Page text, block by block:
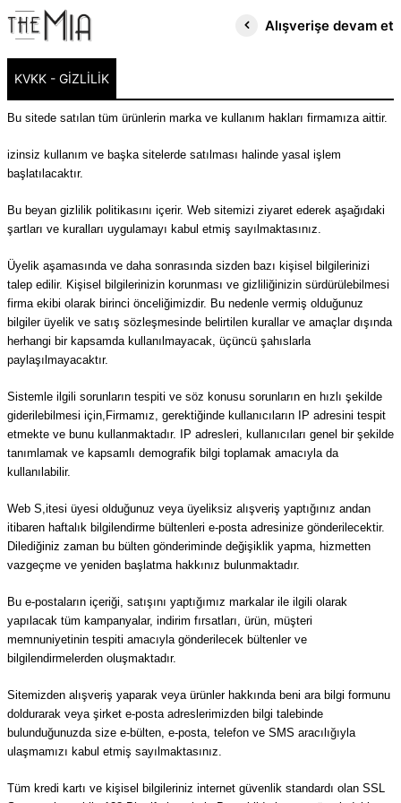
Alışverişe devam et
KVKK - GIZLILIK
Bu sitede satılan tüm ürünlerin marka ve kullanım hakları firmamıza aittir.
izinsiz kullanım ve başka sitelerde satılması halinde yasal işlem
başlatılacaktır.
Bu beyan gizlilik politikasını içerir. Web sitemizi ziyaret ederek aşağıdaki
şartları ve kuralları uygulamayı kabul etmiş sayılmaktasınız.
Üyelik aşamasında ve daha sonrasında sizden bazı kişisel bilgilerinizi
talep edilir. Kişisel bilgilerinizin korunması ve gizliliğinizin sürdürülebilmesi
firma ekibi olarak birinci önceliğimizdir. Bu nedenle vermiş olduğunuz
bilgiler üyelik ve satış sözleşmesinde belirtilen kurallar ve amaçlar dışında
herhangi bir kapsamda kullanılmayacak, üçüncü şahıslarla
paylaşılmayacaktır.
Sistemle ilgili sorunların tespiti ve söz konusu sorunların en hızlı şekilde
giderilebilmesi için,Firmamız, gerektiğinde kullanıcıların IP adresini tespit
etmekte ve bunu kullanmaktadır. IP adresleri, kullanıcıları genel bir şekilde
tanımlamak ve kapsamlı demografik bilgi toplamak amacıyla da
kullanılabilir.
Web S,itesi üyesi olduğunuz veya üyeliksiz alışveriş yaptığınız andan
itibaren haftalık bilgilendirme bültenleri e-posta adresinize gönderilecektir.
Dilediğiniz zaman bu bülten gönderiminde değişiklik yapma, hizmetten
vazgeçme ve yeniden başlatma hakkınız bulunmaktadır.
Bu e-postaların içeriği, satışını yaptığımız markalar ile ilgili olarak
yapılacak tüm kampanyalar, indirim fırsatları, ürün, müşteri
memnuniyetinin tespiti amacıyla gönderilecek bültenler ve
bilgilendirmelerden oluşmaktadır.
Sitemizden alışveriş yaparak veya ürünler hakkında beni ara bilgi formunu
doldurarak veya şirket e-posta adreslerimizden bilgi talebinde
bulunduğunuzda size e-bülten, e-posta, telefon ve SMS aracılığıyla
ulaşmamızı kabul etmiş sayılmaktasınız.
Tüm kredi kartı ve kişisel bilgileriniz internet güvenlik standardı olan SSL